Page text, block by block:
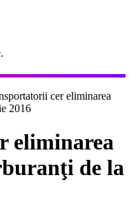
cer eliminarea
2016
eliminarea
de la